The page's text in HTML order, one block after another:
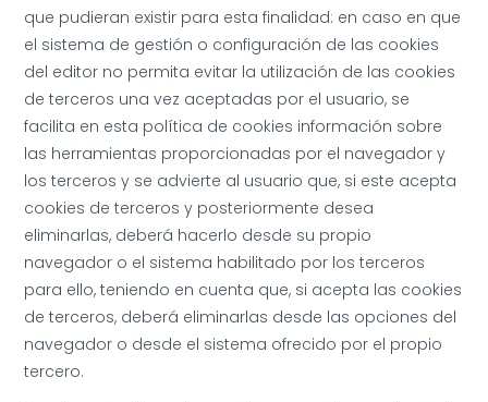
que pudieran existir para esta finalidad: en caso en que
el sistema de gestión o configuración de las cookies
del editor no permita evitar la utilización de las cookies
de terceros una vez aceptadas por el usuario, se
facilita en esta política de cookies información sobre
las herramientas proporcionadas por el navegador y
los terceros y se advierte al usuario que, si este acepta
cookies de terceros y posteriormente desea
eliminarlas, deberá hacerlo desde su propio
navegador o el sistema habilitado por los terceros
para ello, teniendo en cuenta que, si acepta las cookies
de terceros, deberá eliminarlas desde las opciones del
navegador o desde el sistema ofrecido por el propio
tercero.